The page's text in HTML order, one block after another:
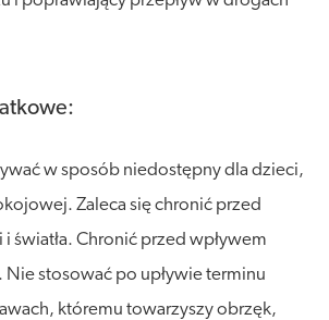
w sposób niedostępny dla dzieci,
Zaleca się chronić przed
światła. Chronić przed wpływem
stosować po upływie terminu
któremu towarzyszy obrzęk,